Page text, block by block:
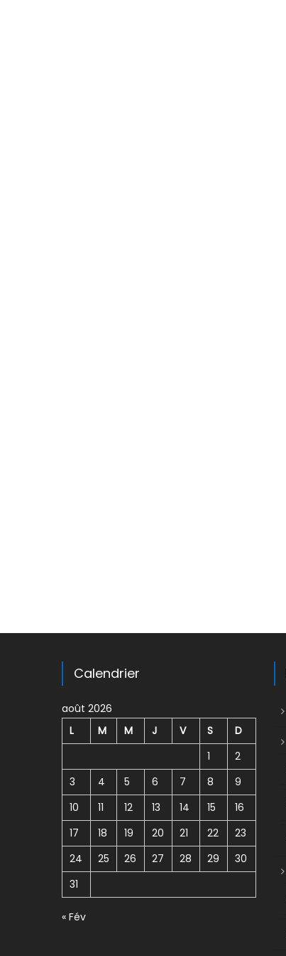
Calendrier
août 2026
L
M M J V S
D
1
2
3
4 5 6 7 8
9
10
11 12 13 14 15
16
17
18 19 20 21 22
23
24
25 26 27 28 29
30
31
« Fév